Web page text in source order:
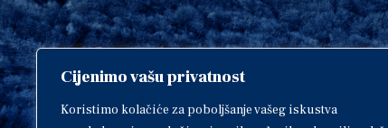
Cijenimo vašu privatnost
Koristimo kolačiće za poboljšanje vašeg iskustva
Copyright © 2018. Grad Ogulin,
sva prava pridržana.